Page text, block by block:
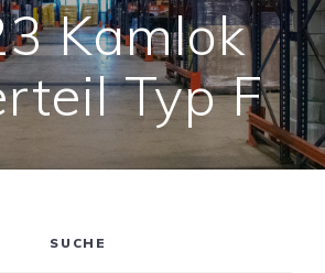
Kamlok
Typ F
SUCHE